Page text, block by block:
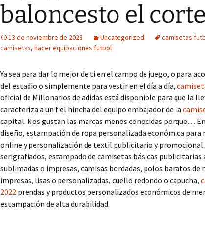
baloncesto el
13 de noviembre de 2023 Uncategorized camisetas
camisetas, hacer equipaciones futbol
Ya sea para dar lo mejor de ti en el campo de juego, o para
del estadio o simplemente para vestir en el día a día,
oficial de Millonarios de adidas está disponible para que la
caracteriza a un fiel hincha del equipo embajador de la
capital. Nos gustan las marcas menos conocidas porque…
diseño, estampación de ropa personalizada económica para
online y personalización de textil publicitario y promocional
serigrafiados, estampado de camisetas básicas publicitarias
sublimadas o impresas, camisas bordadas, polos baratos de
impresas, lisas o personalizadas, cuello redondo o capucha,
2022 prendas y productos personalizados económicos de
estampación de alta durabilidad.